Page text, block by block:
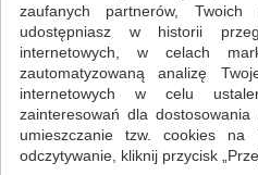
FILTRY
KLASA
EKONOMICZNE
PREMIUM
STANDARD
zaufanych partnerów,
udostępniasz w historii
internetowych, w celach
zautomatyzowaną analizę
internetowych w celu
zainteresowań dla
umieszczanie tzw. cookies
odczytywanie, kliknij przycisk